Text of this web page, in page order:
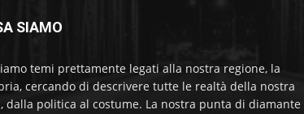
SIAMO
temi prettamente legati alla nostra regione, la
cercando di descrivere tutte le realtà della nostra
dalla politica al costume. La nostra punta di diamante